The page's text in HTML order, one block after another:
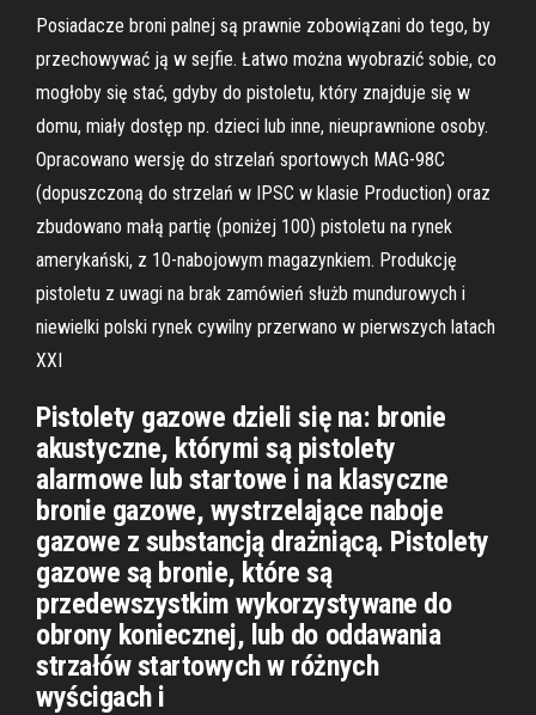
Posiadacze broni palnej są prawnie zobowiązani do tego, by
przechowywać ją w sejfie. Łatwo można wyobrazić sobie, co
mogłoby się stać, gdyby do pistoletu, który znajduje się w
domu, miały dostęp np. dzieci lub inne, nieuprawnione osoby.
Opracowano wersję do strzelań sportowych MAG-98C
(dopuszczoną do strzelań w IPSC w klasie Production) oraz
zbudowano małą partię (poniżej 100) pistoletu na rynek
amerykański, z 10-nabojowym magazynkiem. Produkcję
pistoletu z uwagi na brak zamówień służb mundurowych i
niewielki polski rynek cywilny przerwano w pierwszych latach
XXI
Pistolety gazowe dzieli się na: bronie
akustyczne, którymi są pistolety
alarmowe lub startowe i na klasyczne
bronie gazowe, wystrzelające naboje
gazowe z substancją drażniącą. Pistolety
gazowe są bronie, które są
przedewszystkim wykorzystywane do
obrony koniecznej, lub do oddawania
strzałów startowych w różnych
wyścigach i